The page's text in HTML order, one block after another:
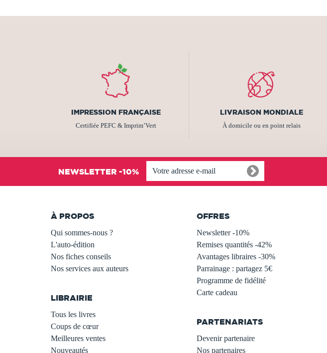
IMPRESSION FRANÇAISE
Certifiée PEFC & Imprim’Vert
LIVRAISON MONDIALE
À domicile ou en point relais
NEWSLETTER -10%
À PROPOS
Qui sommes-nous ?
L'auto-édition
Nos fiches conseils
Nos services aux auteurs
LIBRAIRIE
Tous les livres
Coups de cœur
Meilleures ventes
Nouveautés
OFFRES
Newsletter -10%
Remises quantités -42%
Avantages libraires -30%
Parrainage : partagez 5€
Programme de fidélité
Carte cadeau
PARTENARIATS
Devenir partenaire
Nos partenaires